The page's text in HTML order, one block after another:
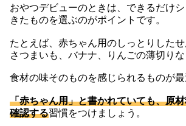
おやつデビューのときは、できるだけ
きたものを選ぶのがポイントです。
たとえば、赤ちゃん用のしっとりした
さつまいも、バナナ、りんごの薄切りな
食材の味そのものを感じられるものが最
「赤ちゃん用」と書かれていても、原
確認する習慣をつけましょう。